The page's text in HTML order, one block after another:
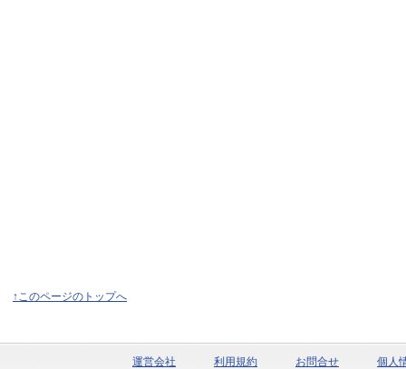
↑このページのトップへ
運営会社 利用規約 お問合せ 個人